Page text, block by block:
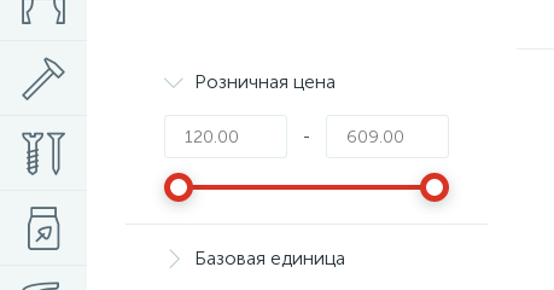
Розничная цена
-
Базовая единица